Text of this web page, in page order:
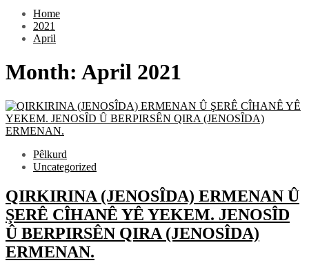
Home
2021
April
Month: April 2021
Pêlkurd
Uncategorized
QIRKIRINA (JENOSÎDA) ERMENAN Û
ŞERÊ CÎHANÊ YÊ YEKEM. JENOSÎD
Û BERPIRSÊN QIRA (JENOSÎDA)
ERMENAN.